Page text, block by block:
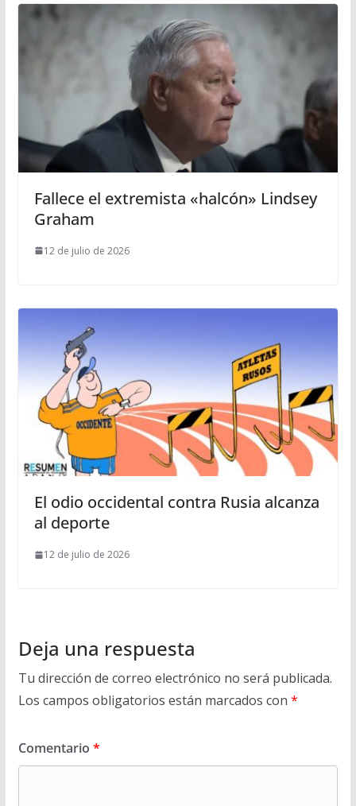
Fallece el extremista «halcón» Lindsey
Graham
12 de julio de 2026
El odio occidental contra Rusia alcanza
al deporte
12 de julio de 2026
Deja una respuesta
Tu dirección de correo electrónico no será publicada.
Los campos obligatorios están marcados con *
Comentario *